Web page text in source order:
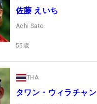
佐藤 えいち
Achi Sato
55 歳
THA
タワン・ウィラチャン